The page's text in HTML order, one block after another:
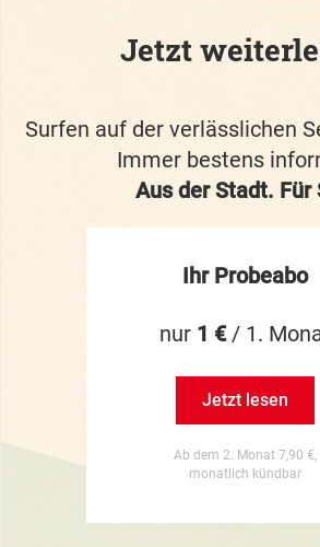
Jetzt
Surfen auf der verlässlichen
Immer bestens
Aus der Stadt. Für
Ihr Probeabo
nur 1 €/ 1.
Jetzt lesen
Ab dem 2. Monat 7,90 €,
monatlich kündbar